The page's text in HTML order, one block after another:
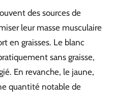
des sources de
leur masse musculaire
en graisses. Le blanc
sans graisse,
En revanche, le jaune,
quantité notable de